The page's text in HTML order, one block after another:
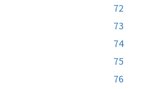
72
73
74
75
76